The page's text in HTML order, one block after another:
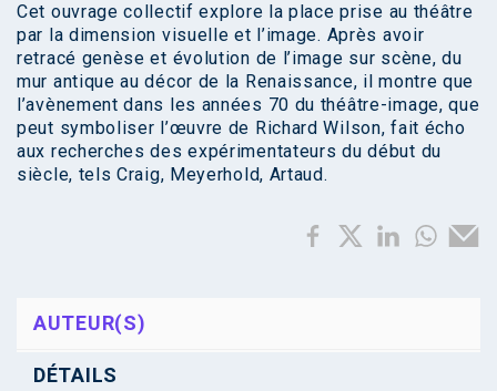
Cet ouvrage collectif explore la place prise au théâtre
par la dimension visuelle et l’image. Après avoir
retracé genèse et évolution de l’image sur scène, du
mur antique au décor de la Renaissance, il montre que
l’avènement dans les années 70 du théâtre-image, que
peut symboliser l’œuvre de Richard Wilson, fait écho
aux recherches des expérimentateurs du début du
siècle, tels Craig, Meyerhold, Artaud.
AUTEUR(S)
DÉTAILS